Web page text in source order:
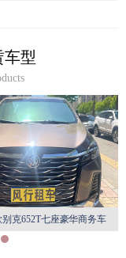
车型
别克652T七座豪华商务车